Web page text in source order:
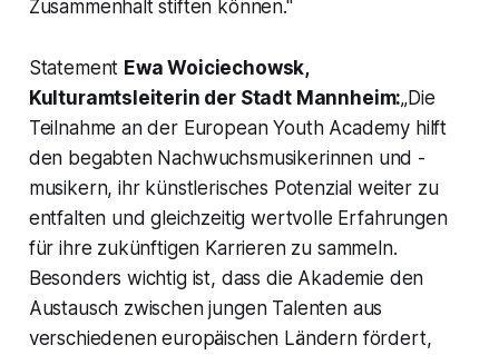
Zusammenhalt stiften können."
Statement Ewa Woiciechowsk,
Kulturamtsleiterin der Stadt Mannheim:„Die
Teilnahme an der European Youth Academy hilft
den begabten Nachwuchsmusikerinnen und -
musikern, ihr künstlerisches Potenzial weiter zu
entfalten und gleichzeitig wertvolle Erfahrungen
für ihre zukünftigen Karrieren zu sammeln.
Besonders wichtig ist, dass die Akademie den
Austausch zwischen jungen Talenten aus
verschiedenen europäischen Ländern fördert,